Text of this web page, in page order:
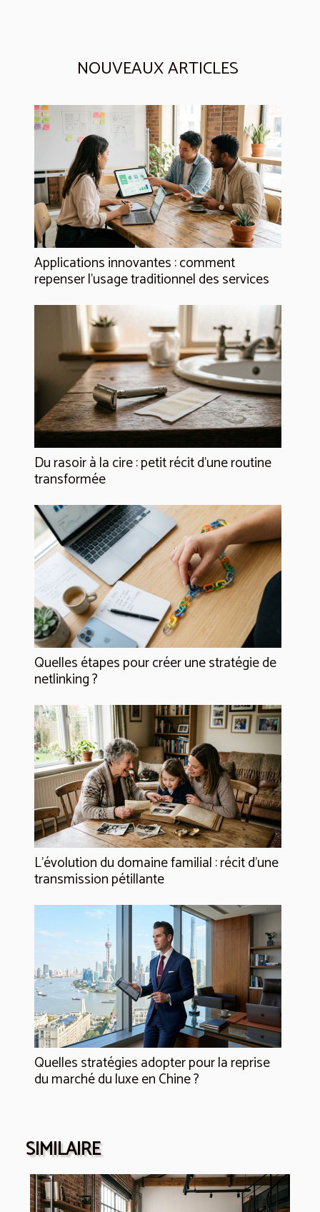
NOUVEAUX ARTICLES
Applications innovantes : comment
repenser l’usage traditionnel des services
Du rasoir à la cire : petit récit d’une routine
transformée
Quelles étapes pour créer une stratégie de
netlinking ?
L’évolution du domaine familial : récit d’une
transmission pétillante
Quelles stratégies adopter pour la reprise
du marché du luxe en Chine ?
SIMILAIRE